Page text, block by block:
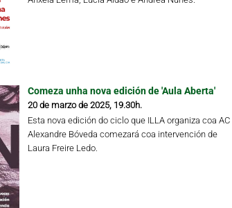
Comeza unha nova edición de 'Aula Aberta'
20 de marzo de 2025, 19.30h.
Esta nova edición do ciclo que ILLA organiza coa AC
Alexandre Bóveda comezará coa intervención de
Laura Freire Ledo.